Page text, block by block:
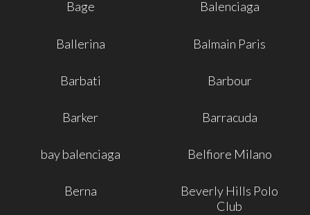
Bage Balenciaga
Ballerina Balmain Paris
Barbati Barbour
Barker Barracuda
bay balenciaga Belfiore Milano
Berna
Beverly Hills Polo
Club